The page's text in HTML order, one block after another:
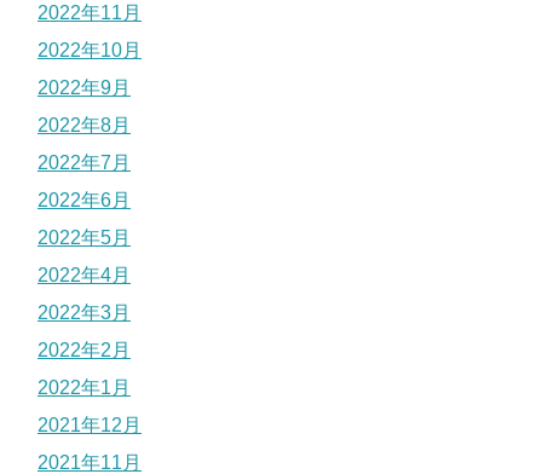
2022年11月
2022年10月
2022年9月
2022年8月
2022年7月
2022年6月
2022年5月
2022年4月
2022年3月
2022年2月
2022年1月
2021年12月
2021年11月